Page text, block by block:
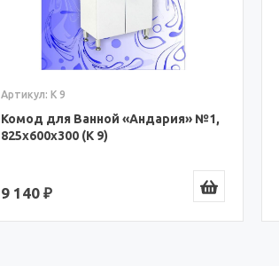
Артикул: К 9
Комод для Ванной «Андария» №1,
825x600x300 (К 9)
9 140 ₽